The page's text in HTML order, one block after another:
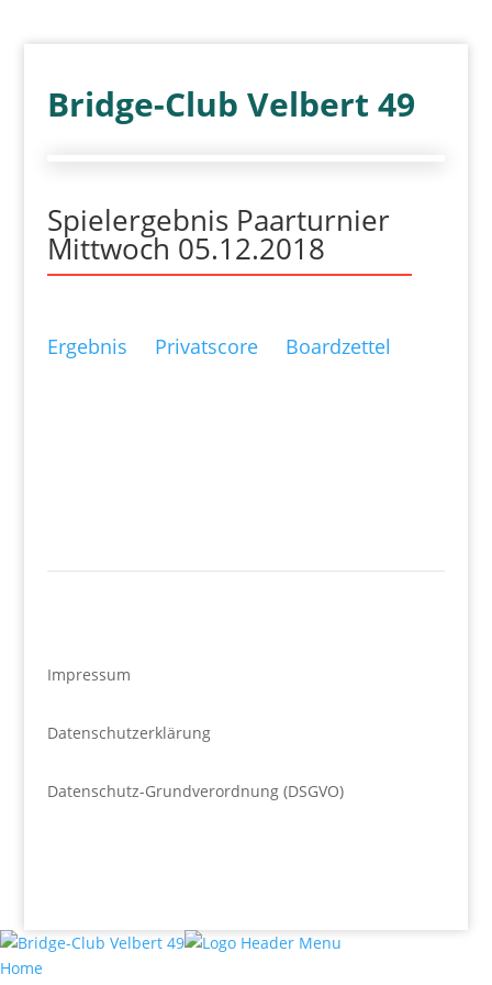
Bridge-Club Velbert 49
Spielergebnis Paarturnier
Mittwoch 05.12.2018
Ergebnis Privatscore Boardzettel
Impressum
Datenschutzerklärung
Datenschutz-Grundverordnung (DSGVO)
Home